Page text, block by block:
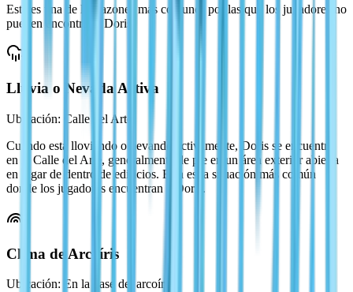
Esta es una de las razones más comunes por las que los jugadores no
pueden encontrar a Doris.
Lluvia o Nevada Activa
Ubicación: Calle del Arte
Cuando está lloviendo o nevando activamente, Doris se encuentra
en la Calle del Arte, generalmente de pie en un área exterior abierta
en lugar de dentro de edificios. Esta es la situación más común
donde los jugadores encuentran a Doris.
Clima de Arcoíris
Ubicación: En la base del arcoíris